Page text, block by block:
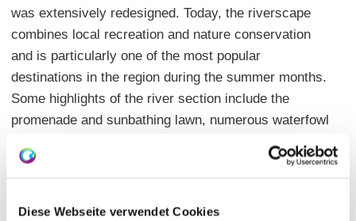
Diese Webseite verwendet Cookies
was extensively redesigned. Today, the riverscape
combines local recreation and nature conservation
and is particularly one of the most popular
destinations in the region during the summer months.
Some highlights of the river section include the
promenade and sunbathing lawn, numerous waterfowl